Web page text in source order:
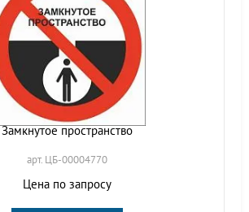
Замкнутое пространство
арт. ЦБ-00004770
Цена по запросу